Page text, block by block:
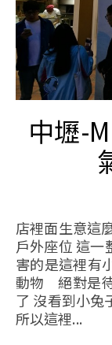
中壢-
店裡面生意這麼好 但後院才是小朋友的天堂啊 也有
戶外座位 這
害的是這裡有
動物 絕對是
了 沒看到小兔
所以這裡...